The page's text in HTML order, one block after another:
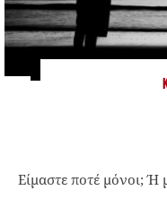
Είμαστε ποτέ μόνοι;